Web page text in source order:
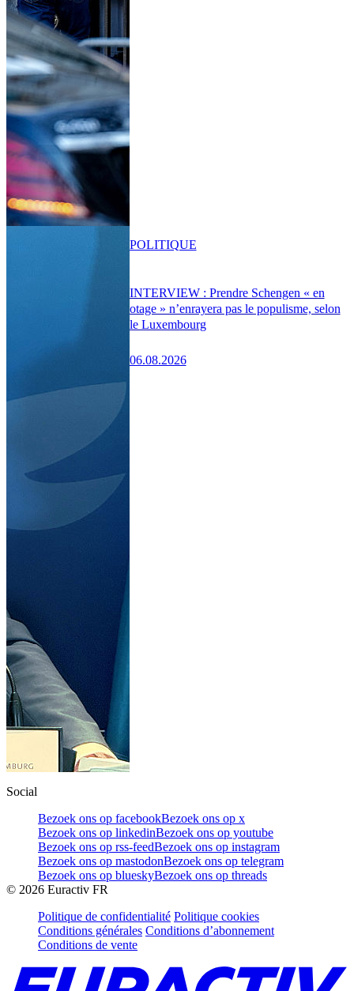
INTERVIEW : Prendre Schengen « en
otage » n’enrayera pas le populisme, selon
le Luxembourg
06.08.2026
POLITIQUE
Social
Bezoek ons op facebookBezoek ons op x
Bezoek ons op linkedinBezoek ons op youtube
Bezoek ons op rss-feedBezoek ons op instagram
Bezoek ons op mastodonBezoek ons op telegram
Bezoek ons op blueskyBezoek ons op threads
© 2026 Euractiv FR
Politique de confidentialité Politique cookies
Conditions générales Conditions d’abonnement
Conditions de vente